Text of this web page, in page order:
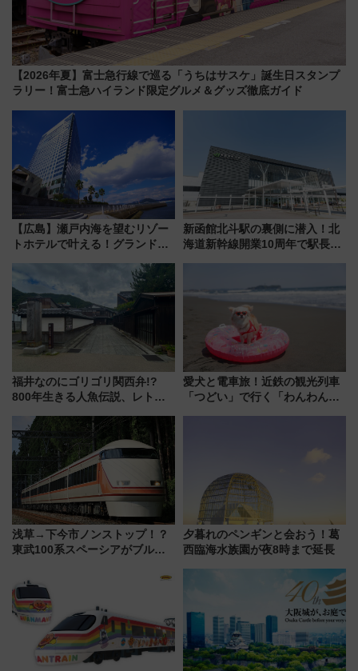
【2026年夏】富士急行線で巡る「うちはサスケ」誕生日スタンプ
ラリー！富士急ハイランド限定グルメ＆グッズ徹底ガイド
【広島】瀬戸内海を望むリゾー
トホテルで叶える！グランドプ
ディング＆カジュアルパーティ
ープラン
新函館北斗駅の裏側に潜入！北
海道新幹線開業10周年で駅長
福井なのにゴリゴリ関西弁!?
800年生きる人魚伝説、レトロ
屋カフェで非日常を！週末観光
に最適な小浜の歩き方
愛犬と電車旅！近鉄の観光列車
「つどい」で行く「わんわん列
浅草→下今市ノンストップ！？
東武100系スペーシアがブルー
ー当時の停車駅」を再現 運転
時刻や特急券の買い方を紹介
夕暮れのペンギンと会おう！葛
西臨海水族園が夜8時まで延長